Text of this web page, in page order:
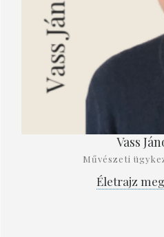
Vass
Művészeti
Életrajz